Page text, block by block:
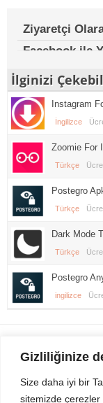
Gizliliğinize
Size daha iyi bir
sitemizde çerezler
Ziyaretçi
Facebook ile
İlginizi
Instagram
İngilizce
Zoomie For
Türkçe
Postegro
Türkçe
Dark Mode
Türkçe
Postegro
ingilizce
Gezi Seyahat indirvip